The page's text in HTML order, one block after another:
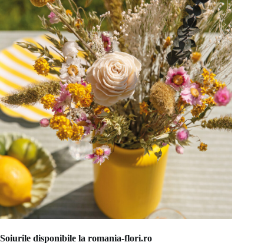
Soiurile disponibile la romania-flori.ro